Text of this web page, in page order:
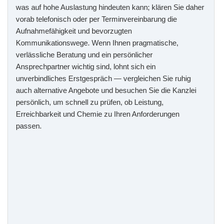
was auf hohe Auslastung hindeuten kann; klären Sie daher
vorab telefonisch oder per Terminvereinbarung die
Aufnahmefähigkeit und bevorzugten
Kommunikationswege. Wenn Ihnen pragmatische,
verlässliche Beratung und ein persönlicher
Ansprechpartner wichtig sind, lohnt sich ein
unverbindliches Erstgespräch — vergleichen Sie ruhig
auch alternative Angebote und besuchen Sie die Kanzlei
persönlich, um schnell zu prüfen, ob Leistung,
Erreichbarkeit und Chemie zu Ihren Anforderungen
passen.